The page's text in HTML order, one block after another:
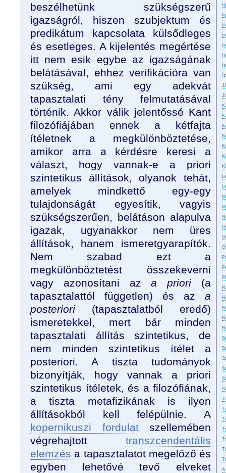
A
beszélhetünk szükségszerű
igazságról, hiszen szubjektum és
predikátum kapcsolata külsődleges
és esetleges. A kijelentés megértése
itt nem esik egybe az igazságának
belátásával, ehhez verifikációra van
szükség, ami egy adekvát
tapasztalati tény felmutatásával
történik. Akkor válik jelentőssé Kant
filozófiájában ennek a kétfajta
ítéletnek a megkülönböztetése,
amikor arra a kérdésre keresi a
választ, hogy vannak-e a priori
szintetikus állítások, olyanok tehát,
amelyek mindkettő egy-egy
tulajdonságát egyesítik, vagyis
szükségszerűen, belátáson alapulva
igazak, ugyanakkor nem üres
állítások, hanem ismeretgyarapítók.
Nem szabad ezt a
megkülönböztetést összekeverni
vagy azonosítani aza priori (a
tapasztalattól független) és az a
posteriori (tapasztalatból eredő)
ismeretekkel, mert bár minden
tapasztalati állítás szintetikus, de
nem minden szintetikus ítélet a
posteriori. A tiszta tudományok
bizonyítják, hogy vannak a priori
szintetikus ítéletek, és a filozófiának,
a tiszta metafizikának is ilyen
állításokból kell felépülnie. A
kopernikuszi fordulat szellemében
végrehajtott transzcendentális
elemzés a tapasztalatot megelőző és
egyben lehetővé tevő elveket